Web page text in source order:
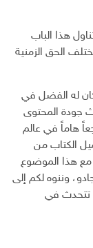
هذا الباب
الحق الزمنية
له الفضل في
جودة المحتوى
هاماً في عالم
الكتاب من
مع هذا الموضوع
وننوه لكم إلى
تتحدث في